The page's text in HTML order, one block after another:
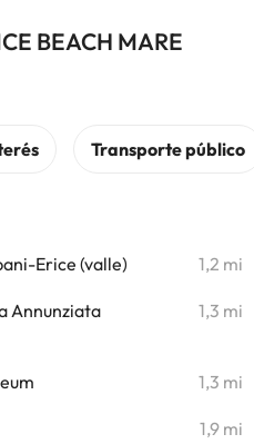
BEACH MARE
Erice (valle) 1,2 mi
Annunziata
1,3 mi
1,3 mi
1,9 mi